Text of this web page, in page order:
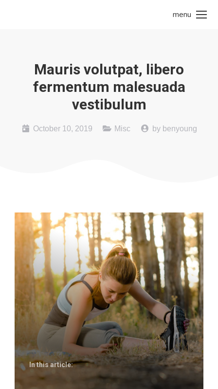
menu
Mauris volutpat, libero
fermentum malesuada
vestibulum
October 10, 2019 Misc by benyoung
In this article: